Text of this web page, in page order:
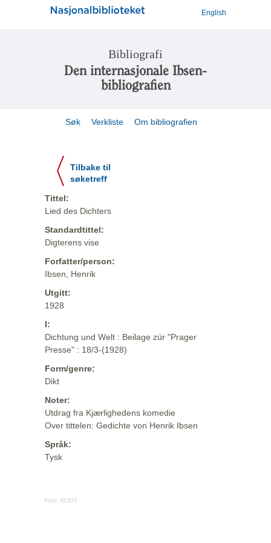
English
Bibliografi
Den internasjonale Ibsen-
bibliografien
Søk Verkliste Om bibliografien
Tilbake til
søketreff
Tittel:
Lied des Dichters
Standardtittel:
Digterens vise
Forfatter/person:
Ibsen, Henrik
Utgitt:
1928
I:
Dichtung und Welt : Beilage zür "Prager
Presse" : 18/3-(1928)
Form/genre:
Dikt
Noter:
Utdrag fra Kjærlighedens komedie
Over tittelen: Gedichte von Henrik Ibsen
Språk:
Tysk
Kilde: MODS